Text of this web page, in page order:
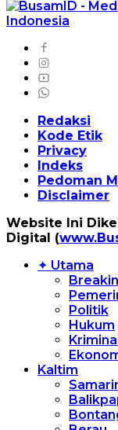
Redaksi
Kode Etik
Privacy
Indeks
Pedoman
Disclaimer
Website Ini
Digital (
✦ Utama
Politik
Hukum
Kriminal
Kaltim